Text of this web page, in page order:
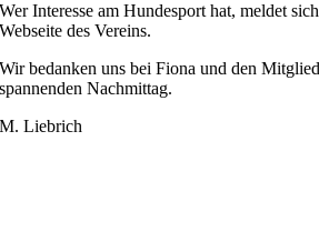
Wer Interesse am Hundesport hat, meldet
Webseite des Vereins.
Wir bedanken uns bei Fiona und den
spannenden Nachmittag.
M. Liebrich